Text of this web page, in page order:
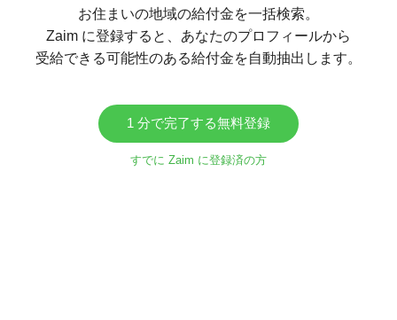
お住まいの地域の給付金を一括検索。
Zaim に登録すると、あなたのプロフィールから
受給できる可能性のある給付金を自動抽出します。
1 分で完了する無料登録
すでに Zaim に登録済の方